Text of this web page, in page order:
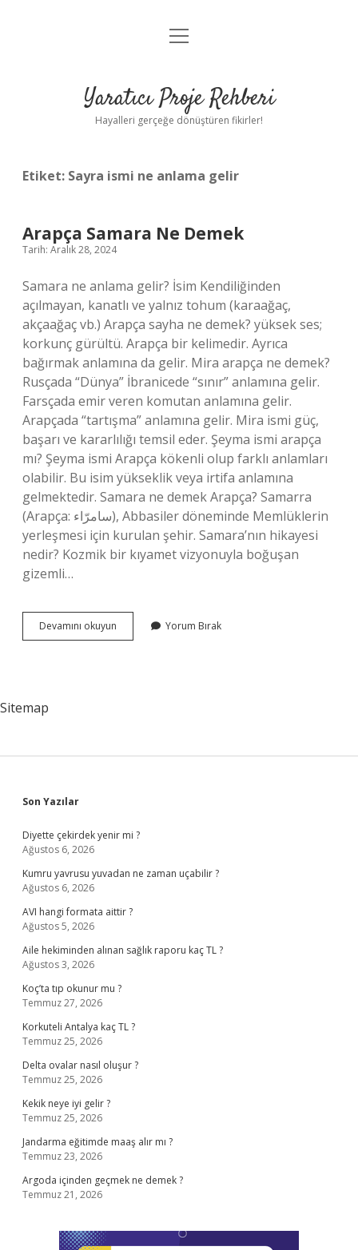
Anasayfa
Yasal Uyarı
menüyü
Yaratıcı Proje Rehberi
Hayalleri gerçeğe dönüştüren fikirler!
Etiket: Sayra ismi ne anlama gelir
Arapça Samara Ne Demek
Tarih: Aralık 28, 2024
Samara ne anlama gelir? İsim Kendiliğinden
açılmayan, kanatlı ve yalnız tohum (karaağaç,
akçaağaç vb.) Arapça sayha ne demek? yüksek ses;
korkunç gürültü. Arapça bir kelimedir. Ayrıca
bağırmak anlamına da gelir. Mira arapça ne demek?
Rusçada “Dünya” İbranicede “sınır” anlamına gelir.
Farsçada emir veren komutan anlamına gelir.
Arapçada “tartışma” anlamına gelir. Mira ismi güç,
başarı ve kararlılığı temsil eder. Şeyma ismi arapça
mı? Şeyma ismi Arapça kökenli olup farklı anlamları
olabilir. Bu isim yükseklik veya irtifa anlamına
gelmektedir. Samara ne demek Arapça? Samarra
(Arapça: سامرّاء), Abbasiler döneminde Memlüklerin
yerleşmesi için kurulan şehir. Samara’nın hikayesi
nedir? Kozmik bir kıyamet vizyonuyla boğuşan
gizemli…
Devamını okuyun
Samara
Yorum Bırak
Sitemap
Sidebar
Son Yazılar
Diyette çekirdek yenir mi ?
Ağustos 6, 2026
Kumru yavrusu yuvadan ne zaman uçabilir ?
Ağustos 6, 2026
AVI hangi formata aittir ?
Ağustos 5, 2026
Aile hekiminden alınan sağlık raporu kaç TL ?
Ağustos 3, 2026
Koç’ta tıp okunur mu ?
Temmuz 27, 2026
Korkuteli Antalya kaç TL ?
Temmuz 25, 2026
Delta ovalar nasıl oluşur ?
Temmuz 25, 2026
Kekik neye iyi gelir ?
Temmuz 25, 2026
Jandarma eğitimde maaş alır mı ?
Temmuz 23, 2026
Argoda içinden geçmek ne demek ?
Temmuz 21, 2026